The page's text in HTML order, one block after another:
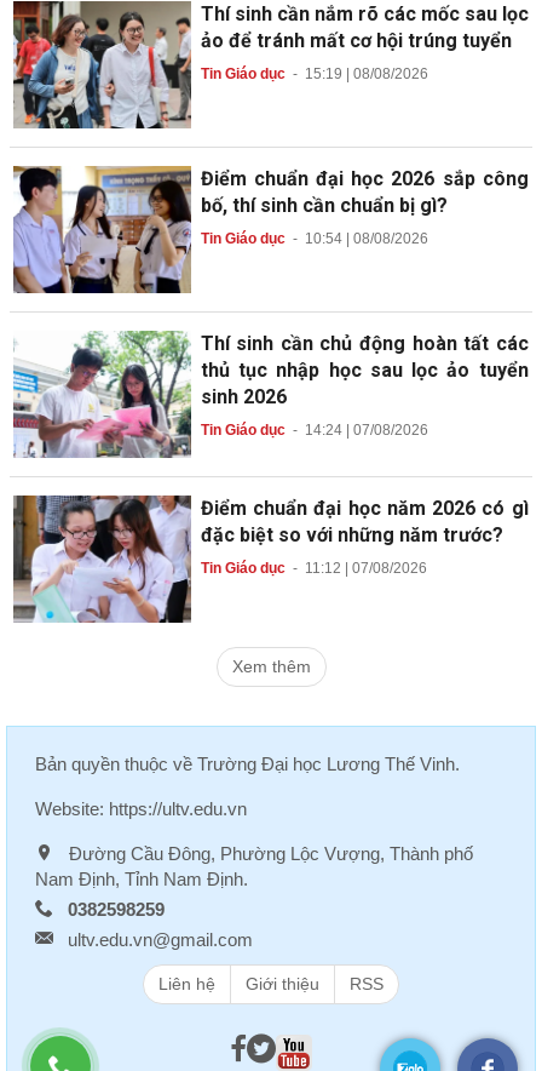
Thí sinh cần nắm rõ các mốc sau lọc
ảo để tránh mất cơ hội trúng tuyển
Tin Giáo dục- 15:19 | 08/08/2026
Điểm chuẩn đại học 2026 sắp công
bố, thí sinh cần chuẩn bị gì?
Tin Giáo dục- 10:54 | 08/08/2026
Thí sinh cần chủ động hoàn tất các
thủ tục nhập học sau lọc ảo tuyển
sinh 2026
Tin Giáo dục- 14:24 | 07/08/2026
Điểm chuẩn đại học năm 2026 có gì
đặc biệt so với những năm trước?
Tin Giáo dục- 11:12 | 07/08/2026
Xem thêm
Bản quyền thuộc về Trường Đại học Lương Thế Vinh.
Website: https://ultv.edu.vn
Đường Cầu Đông, Phường Lộc Vượng, Thành phố
Nam Định, Tỉnh Nam Định.
0382598259
ultv.edu.vn@gmail.com
Liên hệ Giới thiệu RSS